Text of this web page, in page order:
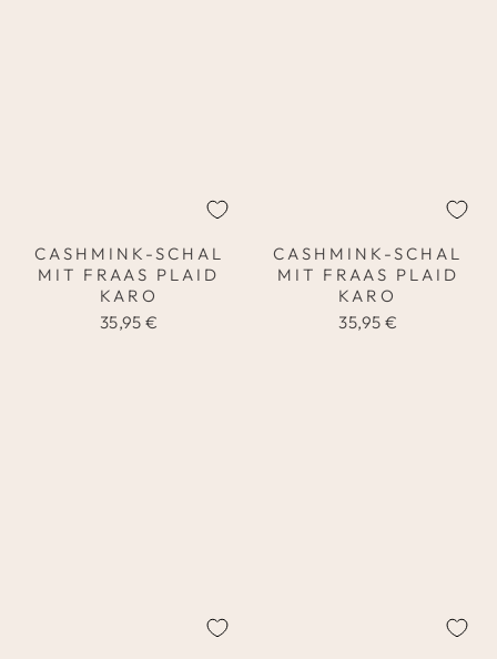
CASHMINK-SCHAL
MIT FRAAS PLAID
KARO
35,95 €
CASHMINK-SCHAL
MIT FRAAS PLAID
KARO
35,95 €